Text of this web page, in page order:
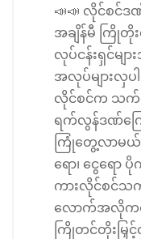
📣📣 လိုင်စင်ဒ
အချိန်မီ ကြိုတိုးစို့
လုပ်ငန်းရှင်မ
အလုပ်များလှပ
လိုင်စင်က သက်
ရက်လွန်ဒဏ်ကြ
ကြုံတွေ့လာမ
ရော၊ ငွေရော
ကားလိုင်စင်သ
လောက်အလိုက
ကြိုတင်တိုးမြှ